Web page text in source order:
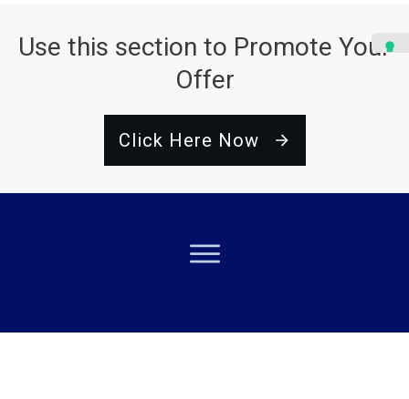
Use this section to Promote Your
Offer
Click Here Now